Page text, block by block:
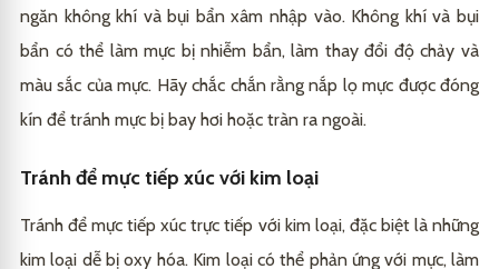
ngăn không khí và bụi bẩn xâm nhập vào. Không khí và bụi
bẩn có thể làm mực bị nhiễm bẩn, làm thay đổi độ chảy và
màu sắc của mực. Hãy chắc chắn rằng nắp lọ mực được đóng
kín để tránh mực bị bay hơi hoặc tràn ra ngoài.
Tránh để mực tiếp xúc với kim loại
Tránh để mực tiếp xúc trực tiếp với kim loại, đặc biệt là những
kim loại dễ bị oxy hóa. Kim loại có thể phản ứng với mực, làm